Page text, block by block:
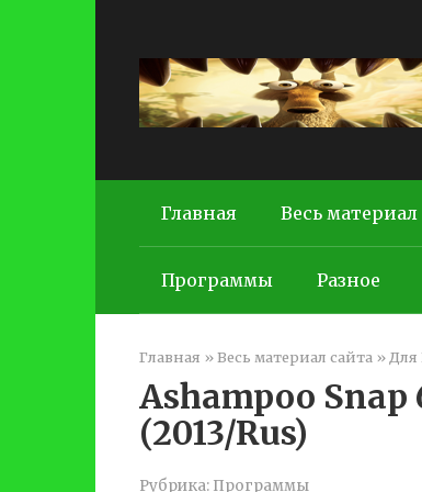
Главная Весь материал
Программы Разное
Главная »Весь материал сайта » Для
Ashampoo Snap
(2013/Rus)
Рубрика: Программы